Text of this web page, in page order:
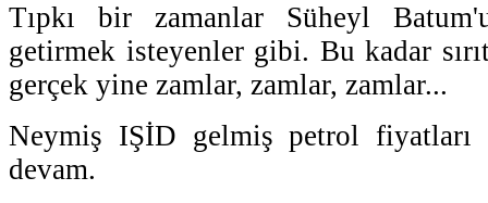
Tıpkı bir zamanlar Süheyl
getirmek isteyenler gibi. Bu kadar
gerçek yine zamlar, zamlar, zamlar...
Neymiş IŞİD gelmiş petrol fiyatları
devam.